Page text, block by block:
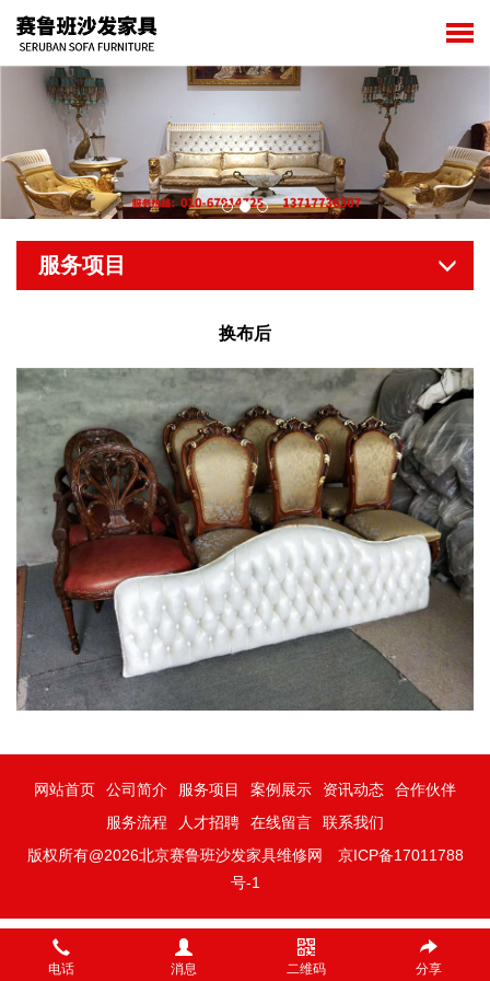
服务项目
换布后
网站首页 公司简介 服务项目 案例展示 资讯动态
合作伙伴
服务流程
人才招聘 在线留言
联系我们
版权所有@2026北京赛鲁班沙发家具维修网 京ICP备17011788
号-1
电话 消息 二维码 分享